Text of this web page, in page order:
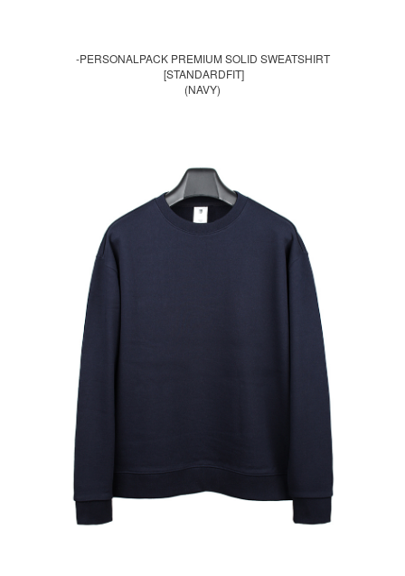
-PERSONALPACK PREMIUM SOLID SWEATSHIRT
[STANDARDFIT]
(NAVY)